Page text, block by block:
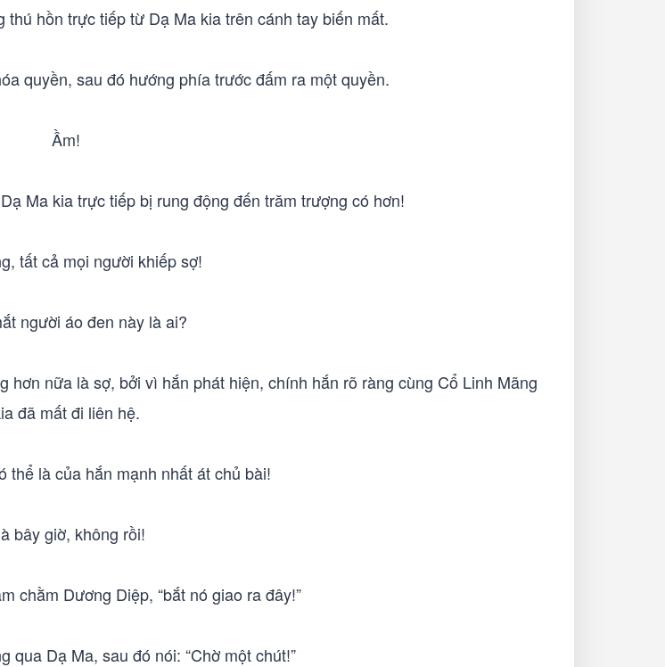
thú hồn trực tiếp từ Dạ Ma kia trên cánh tay biến mất.
quyền, sau đó hướng phía trước đấm ra một quyền.
Ầm!
Ma kia trực tiếp bị rung động đến trăm trượng có hơn!
tất cả mọi người khiếp sợ!
người áo đen này là ai?
nữa là sợ, bởi vì hắn phát hiện, chính hắn rõ ràng cùng Cổ Linh Mãng
đã mất đi liên hệ.
thể là của hắn mạnh nhất át chủ bài!
bây giờ, không rồi!
chằm Dương Diệp, “bắt nó giao ra đây!”
qua Dạ Ma, sau đó nói: “Chờ một chút!”